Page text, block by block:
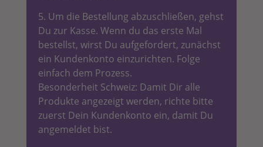
5. Um die Bestellung abzuschließen, gehst
Du zur Kasse. Wenn du das erste Mal
bestellst, wirst Du aufgefordert, zunächst
ein Kundenkonto einzurichten. Folge
einfach dem Prozess.
Besonderheit Schweiz: Damit Dir alle
Produkte angezeigt werden, richte bitte
zuerst Dein Kundenkonto ein, damit Du
angemeldet bist.